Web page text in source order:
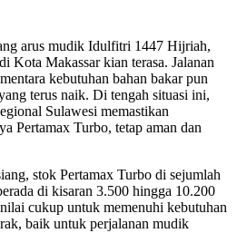
arus mudik Idulfitri 1447 Hijriah,
Kota Makassar kian terasa. Jalanan
kebutuhan bahan bakar pun
terus naik. Di tengah situasi ini,
Sulawesi memastikan
Pertamax Turbo, tetap aman dan
stok Pertamax Turbo di sejumlah
di kisaran 3.500 hingga 10.200
cukup untuk memenuhi kebutuhan
baik untuk perjalanan mudik